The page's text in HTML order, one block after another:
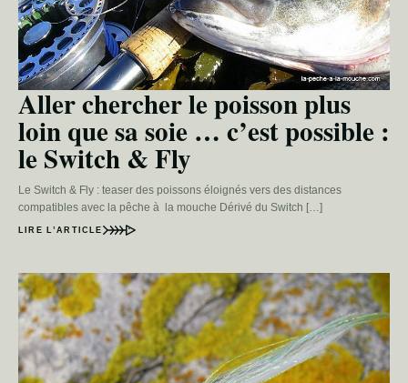
Aller chercher le poisson plus
loin que sa soie … c’est possible :
le Switch & Fly
Le Switch & Fly : teaser des poissons éloignés vers des distances
compatibles avec la pêche à la mouche Dérivé du Switch […]
LIRE L’ARTICLE